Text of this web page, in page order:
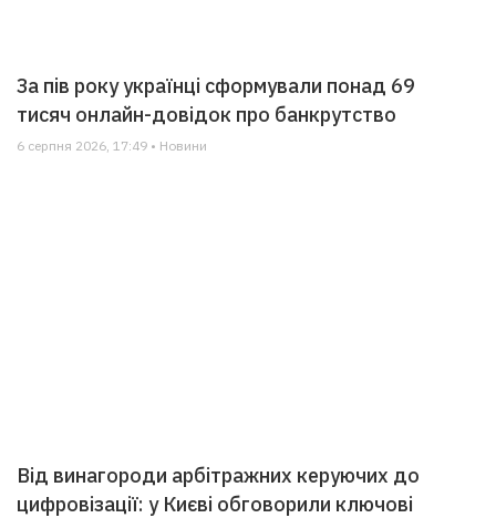
За пів року українці сформували понад 69
тисяч онлайн-довідок про банкрутство
6 серпня 2026, 17:49 • Новини
Від винагороди арбітражних керуючих до
цифровізації: у Києві обговорили ключові